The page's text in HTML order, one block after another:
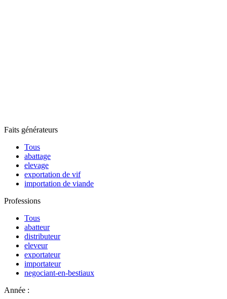
Faits générateurs
Tous
abattage
elevage
exportation de vif
importation de viande
Professions
Tous
abatteur
distributeur
eleveur
exportateur
importateur
negociant-en-bestiaux
Année :